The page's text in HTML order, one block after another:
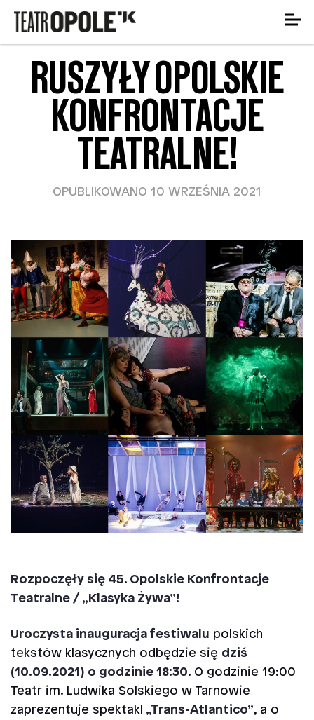
RUSZYŁY OPOLSKIE
KONFRONTACJE
TEATRALNE!
OPUBLIKOWANO 10 WRZEŚNIA 2021
Rozpoczęły się 45. Opolskie Konfrontacje
Teatralne / „Klasyka Żywa”!
Uroczysta inauguracja festiwalu polskich
tekstów klasycznych odbędzie się dziś
(10.09.2021) o godzinie 18:30. O godzinie 19:00
Teatr im. Ludwika Solskiego w Tarnowie
zaprezentuje spektakl „Trans-Atlantico”, a o